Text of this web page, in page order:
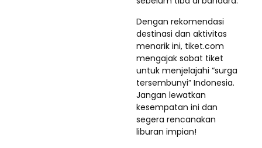
Dengan rekomendasi
destinasi dan aktivitas
menarik ini, tiket.com
mengajak sobat tiket
untuk menjelajahi “surga
tersembunyi” Indonesia.
Jangan lewatkan
kesempatan ini dan
segera rencanakan
liburan impian!